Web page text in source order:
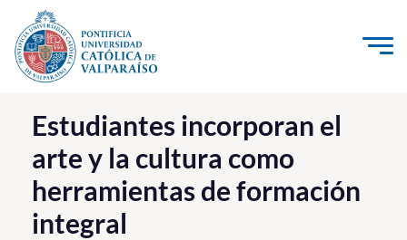
Click acá para ir directamente al contenido
La Universidad
Investigación, Creación e Innovación
PUCV Internacional
Vinculación con el Medio
Estudiantes incorporan el
arte y la cultura como
herramientas de formación
integral